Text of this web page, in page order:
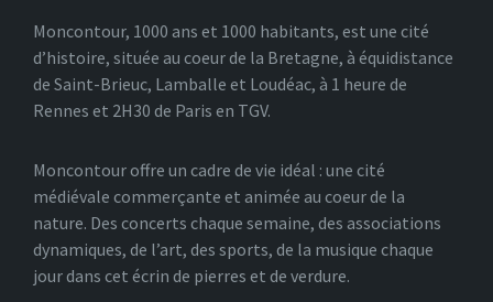
Moncontour, 1000 ans et 1000 habitants, est une cité
d’histoire, située au coeur de la Bretagne, à équidistance
de Saint-Brieuc, Lamballe et Loudéac, à 1 heure de
Rennes et 2H30 de Paris en TGV.
Moncontour offre un cadre de vie idéal : une cité
médiévale commerçante et animée au coeur de la
nature. Des concerts chaque semaine, des associations
dynamiques, de l’art, des sports, de la musique chaque
jour dans cet écrin de pierres et de verdure.